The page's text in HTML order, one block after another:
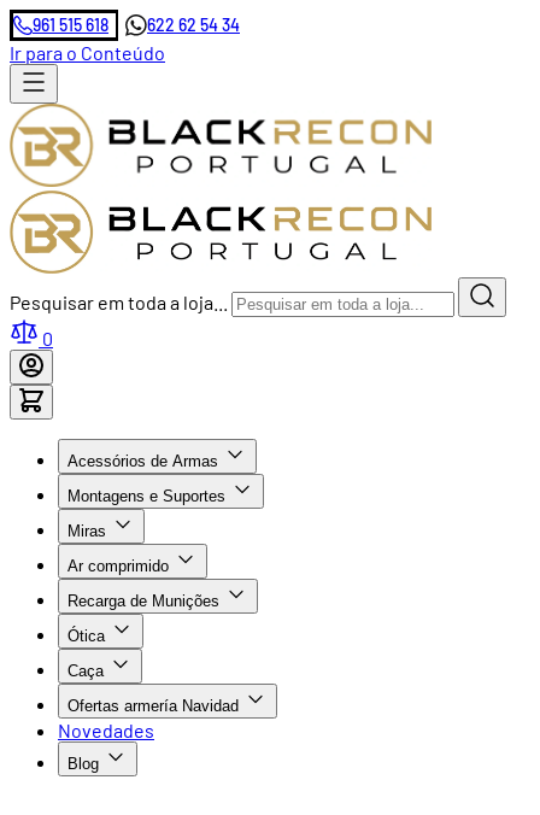
961 515 618 622 62 54 34
Ir para o Conteúdo
Pesquisar em toda a loja...
0
Acessórios de Armas
Montagens e Suportes
Miras
Ar comprimido
Recarga de Munições
Ótica
Caça
Ofertas armería Navidad
Novedades
Blog